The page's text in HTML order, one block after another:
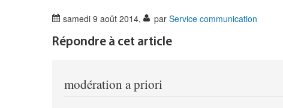
samedi 9 août 2014, par Service communication
Répondre à cet article
modération a priori